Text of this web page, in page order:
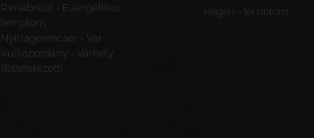
Rimabrézó - Evangélikus
templom
Nyitragerencsér - Vár
Vulkapordány - Várhely
(feltételezett)
Hégen - templom